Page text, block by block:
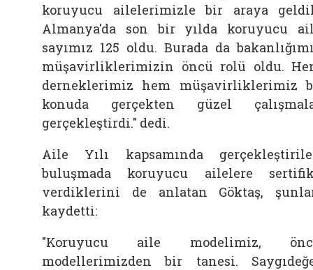
koruyucu ailelerimizle bir araya
Almanya'da son bir yılda koruyucu
sayımız 125 oldu. Burada da
müşavirliklerimizin öncü rolü oldu.
derneklerimiz hem müşavirliklerimiz
konuda gerçekten güzel
gerçekleştirdi." dedi.
Aile Yılı kapsamında
buluşmada koruyucu ailelere
verdiklerini de anlatan Göktaş,
kaydetti:
"Koruyucu aile modelimiz,
modellerimizden bir tanesi.